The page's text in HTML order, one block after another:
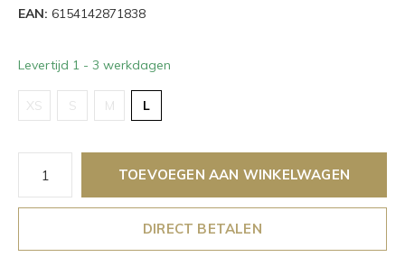
EAN: 6154142871838
Levertijd 1 - 3 werkdagen
XS S M L
TOEVOEGEN AAN WINKELWAGEN
DIRECT BETALEN